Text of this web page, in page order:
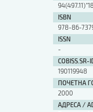
ISBN
978-86-
ISSN
-
COBISS.SR-
190119948
ПОЧЕТНА
2000
АДРЕСА /